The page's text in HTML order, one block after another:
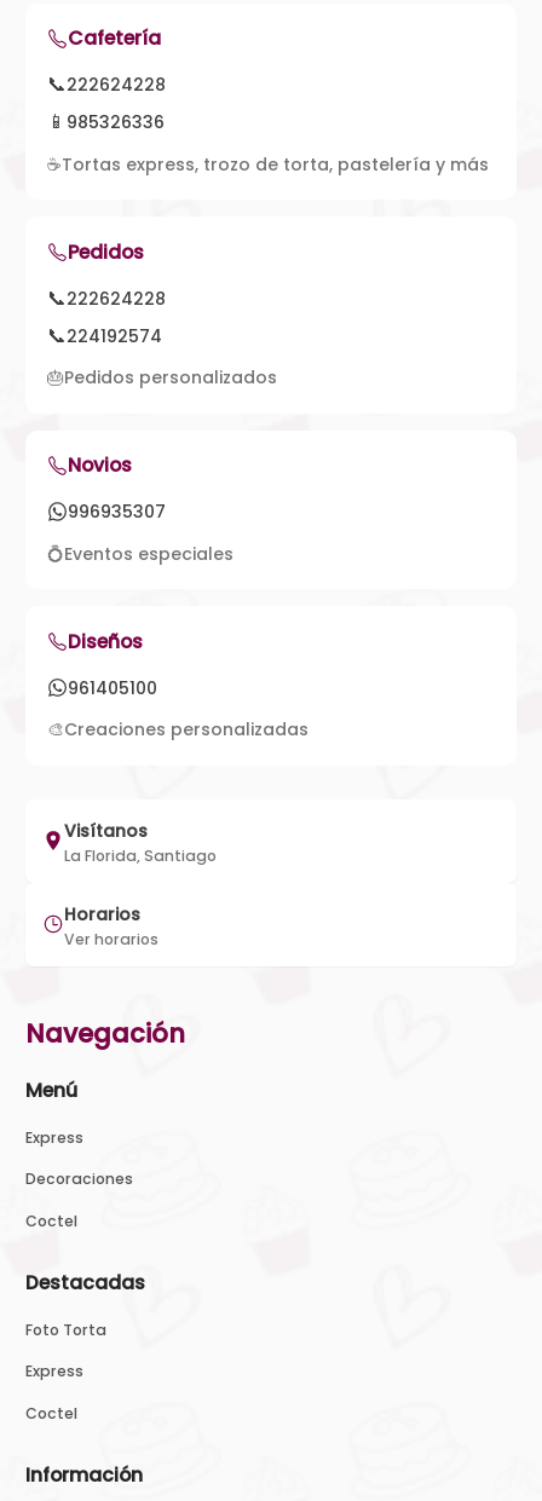
Cafetería
📞222624228
📱 985326336
☕Tortas express, trozo de torta, pastelería y más
Pedidos
📞222624228
📞224192574
🎂Pedidos personalizados
Novios
996935307
💍Eventos especiales
Diseños
961405100
🎨Creaciones personalizadas
Visítanos
La Florida, Santiago
Horarios
Ver horarios
Navegación
Menú
Express
Decoraciones
Coctel
Destacadas
Foto Torta
Express
Coctel
Información